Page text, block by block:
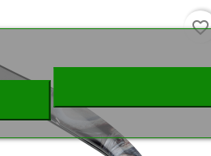
favorite_border